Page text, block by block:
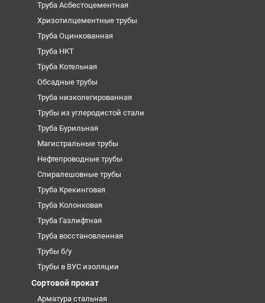
Труба Асбестоцементная
Хризотилцементные трубы
Труба Оцинкованная
Труба НКТ
Труба Котельная
Обсадные трубы
Труба низколегированная
Трубы из углеродистой стали
Труба Бурильная
Магистральные трубы
Нефтепроводные трубы
Спиралешовные трубы
Труба Крекинговая
Труба Колонковая
Труба Газлифтная
Труба восстановленная
Трубы б/у
Трубы в ВУС изоляции
Сортовой прокат
Арматура стальная